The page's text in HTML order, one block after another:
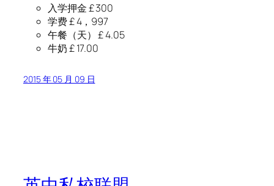
入学押金 £ 300
学费 £ 4，997
午餐（天） £ 4.05
牛奶 £ 17.00
2015 年 05 月 09 日